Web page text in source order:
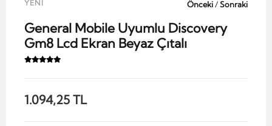
YENİ Önceki/Sonraki
General Mobile Uyumlu Discovery
Gm8 Lcd Ekran Beyaz Çıtalı
1.094,25 TL